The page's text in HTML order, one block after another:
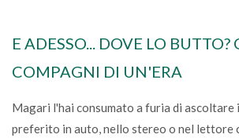
E ADESSO... DOVE LO BUTTO?
COMPAGNI DI UN'ERA
Magari l'hai consumato a furia di ascoltare
preferito in auto, nello stereo o nel lettore